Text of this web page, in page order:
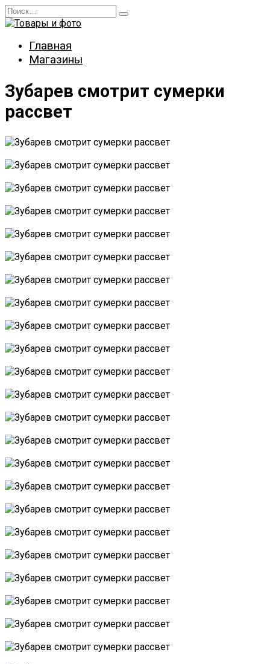
Перейти
к
Search
for:
Главная
Магазины
Зубарев смотрит сумерки
рассвет